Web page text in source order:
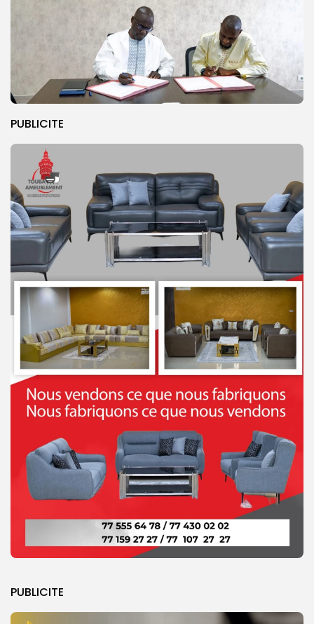
PUBLICITE
PUBLICITE